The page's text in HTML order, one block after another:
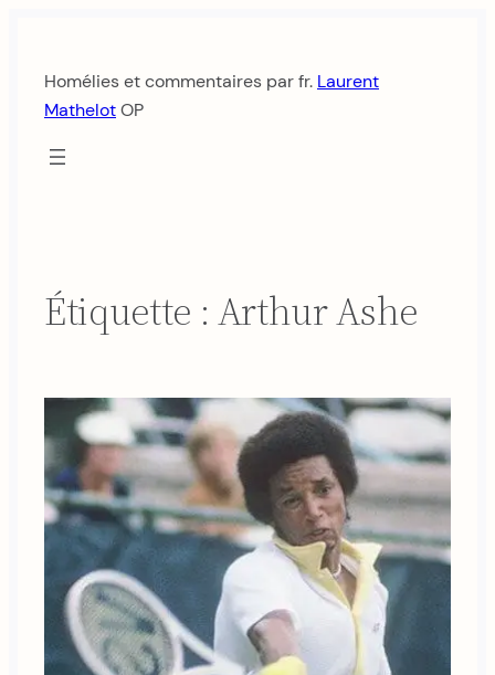
contenu
Homélies et commentaires par fr. Laurent
MathelotOP
Étiquette : Arthur Ashe